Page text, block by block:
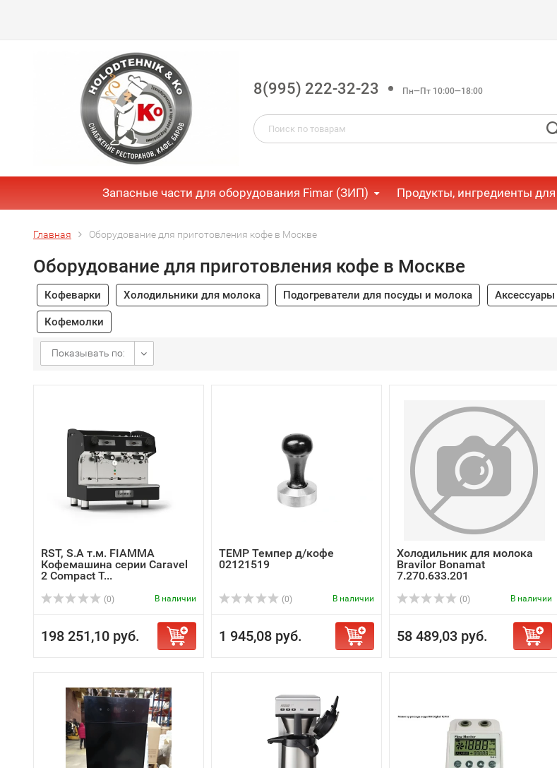
8(995) 222-32-23 Пн—Пт 10:00—18:00
Запасные части для оборудования Fimar (ЗИП) Продукты, ингредиенты для
Главная Оборудование для приготовления кофе в Москве
Оборудование для приготовления кофе в Москве
Кофеварки Холодильники для молока Подогреватели для посуды и молока
Кофемолки
Показывать по:
RST, S.A т.м. FIAMMA
Кофемашина серии Caravel
2 Compact T...
(0) В наличии
198 251,10 руб.
TEMP Темпер д/кофе
02121519
(0) В наличии
1 945,08 руб.
Холодильник для молока
Bravilor Bonamat
7.270.633.201
(0) В наличии
58 489,03 руб.